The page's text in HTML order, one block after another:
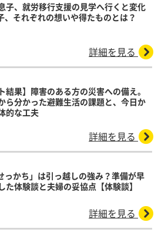
子、就労移行支援の見学へ行くと変化
、それぞれの想いや得たものとは？
詳細を見る
結果】障害のある方の災害への備え。
ら分かった避難生活の課題と、今日か
的な工夫
詳細を見る
っかち」は引っ越しの強み？準備が早
た体験談と夫婦の妥協点【体験談】
詳細を見る